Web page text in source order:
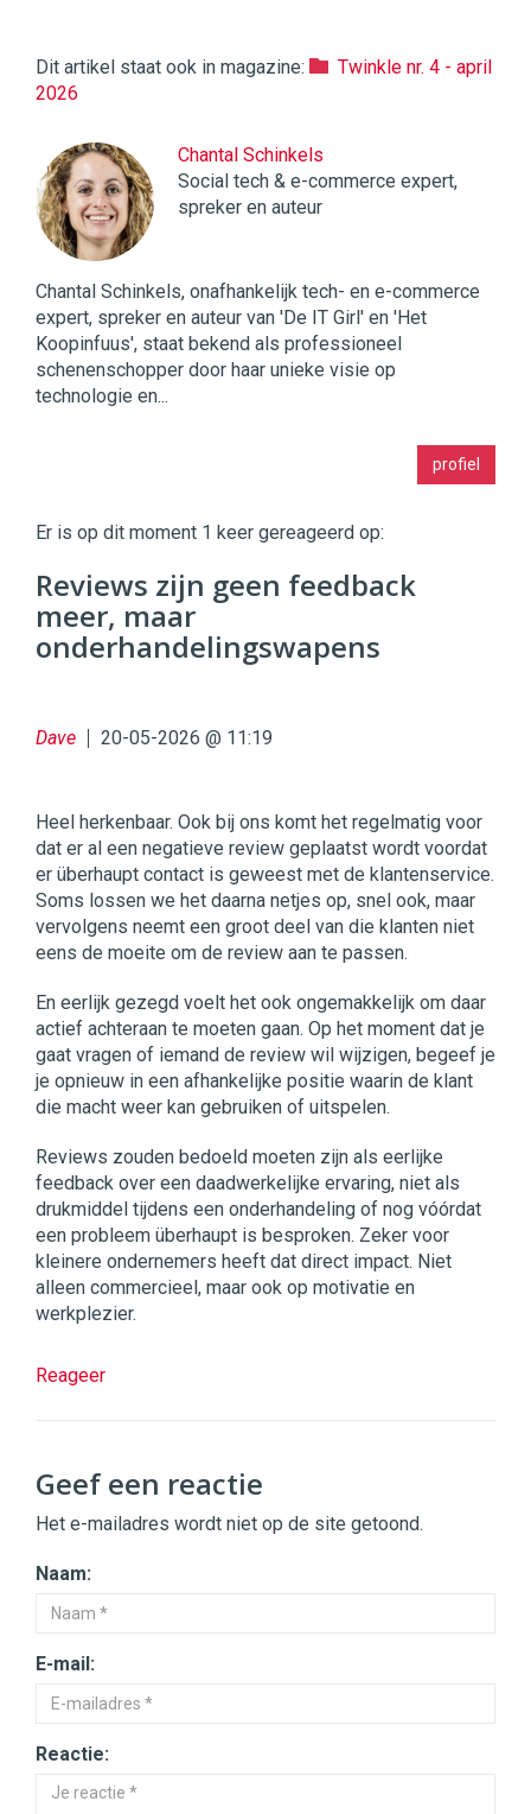
Dit artikel staat ook in magazine:
Twinkle nr. 4 - april
2026
Chantal Schinkels
Social tech & e-commerce expert,
spreker en auteur
Chantal Schinkels, onafhankelijk tech- en e-commerce
expert, spreker en auteur van 'De IT Girl' en 'Het
Koopinfuus', staat bekend als professioneel
schenenschopper door haar unieke visie op
technologie en...
profiel
Commerce https://twinklemagazine.nl
9654
Er is op dit moment 1 keer gereageerd op:
Reviews zijn geen feedback
meer, maar
onderhandelingswapens
Dave 20-05-2026 @ 11:19
Heel herkenbaar. Ook bij ons komt het regelmatig voor
dat er al een negatieve review geplaatst wordt voordat
er überhaupt contact is geweest met de klantenservice.
Soms lossen we het daarna netjes op, snel ook, maar
vervolgens neemt een groot deel van die klanten niet
eens de moeite om de review aan te passen.
En eerlijk gezegd voelt het ook ongemakkelijk om daar
actief achteraan te moeten gaan. Op het moment dat je
gaat vragen of iemand de review wil wijzigen, begeef je
je opnieuw in een afhankelijke positie waarin de klant
die macht weer kan gebruiken of uitspelen.
Reviews zouden bedoeld moeten zijn als eerlijke
feedback over een daadwerkelijke ervaring, niet als
drukmiddel tijdens een onderhandeling of nog vóórdat
een probleem überhaupt is besproken. Zeker voor
kleinere ondernemers heeft dat direct impact. Niet
alleen commercieel, maar ook op motivatie en
werkplezier.
Reageer
Geef een reactie
Het e-mailadres wordt niet op de site getoond.
Naam:
E-mail:
Reactie: